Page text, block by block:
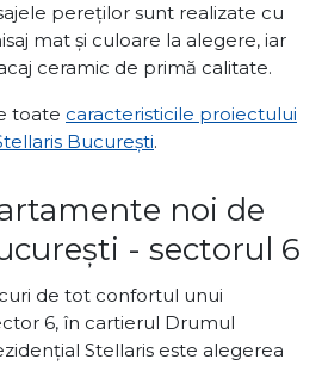
pereților sunt realizate cu
mat și culoare la alegere, iar
ceramic de primă calitate.
toate caracteristicile proiectului
București.
noi de
- sectorul 6
de tot confortul unui
6, în cartierul Drumul
Stellaris este alegerea